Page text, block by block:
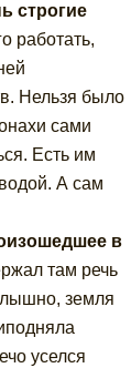
строгие
работать,
Нельзя было
сами
Есть им
А сам
в
там речь
земля
уселся